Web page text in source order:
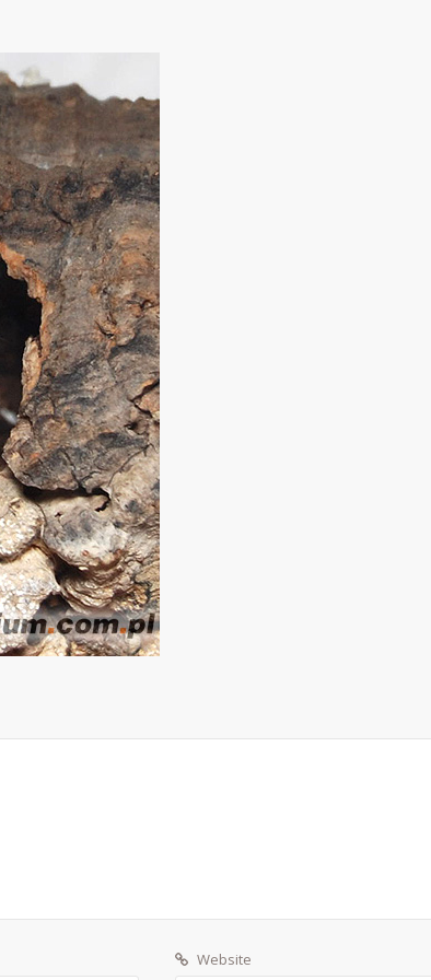
Website